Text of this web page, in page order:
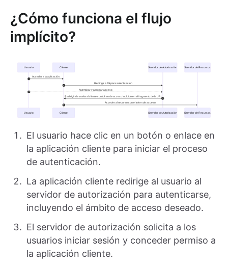
¿Cómo funciona el flujo
implícito?
El usuario hace clic en un botón o enlace en
la aplicación cliente para iniciar el proceso
de autenticación.
La aplicación cliente redirige al usuario al
servidor de autorización para autenticarse,
incluyendo el ámbito de acceso deseado.
El servidor de autorización solicita a los
usuarios iniciar sesión y conceder permiso a
la aplicación cliente.